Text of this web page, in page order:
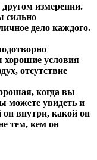
измерении.
сильно
дело каждого.
хорошие условия
отсутствие
когда вы
можете увидеть и
он внутри, какой он
тем, кем он